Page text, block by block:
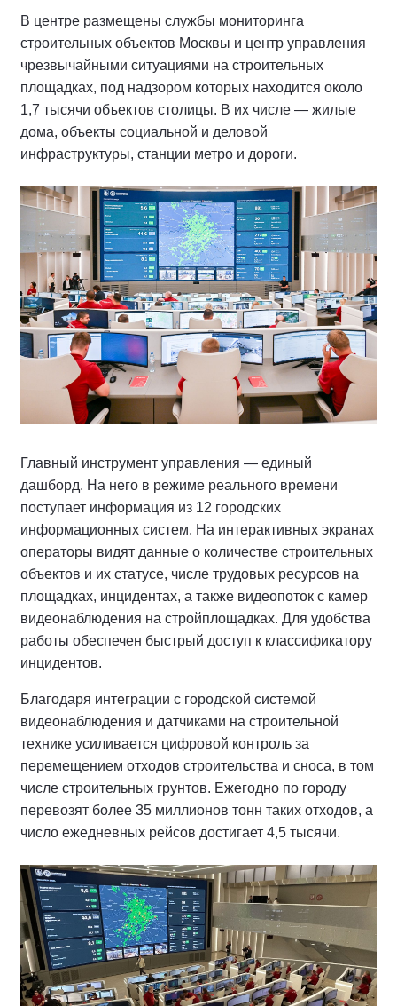
В центре размещены службы мониторинга
строительных объектов Москвы и центр управления
чрезвычайными ситуациями на строительных
площадках, под надзором которых находится около
1,7 тысячи объектов столицы. В их числе — жилые
дома, объекты социальной и деловой
инфраструктуры, станции метро и дороги.
Главный инструмент управления — единый
дашборд. На него в режиме реального времени
поступает информация из 12 городских
информационных систем. На интерактивных экранах
операторы видят данные о количестве строительных
объектов и их статусе, числе трудовых ресурсов на
площадках, инцидентах, а также видеопоток с камер
видеонаблюдения на стройплощадках. Для удобства
работы обеспечен быстрый доступ к классификатору
инцидентов.
Благодаря интеграции с городской системой
видеонаблюдения и датчиками на строительной
технике усиливается цифровой контроль за
перемещением отходов строительства и сноса, в том
числе строительных грунтов. Ежегодно по городу
перевозят более 35 миллионов тонн таких отходов, а
число ежедневных рейсов достигает 4,5 тысячи.